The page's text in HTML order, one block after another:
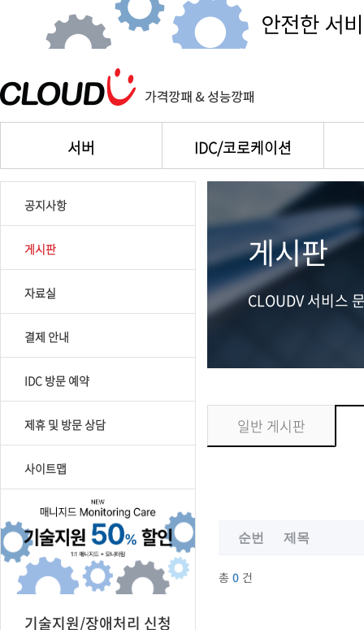
서버 IDC/코로케이션
공지사항
게시판
자료실
결제 안내
IDC 방문 예약
제휴 및 방문 상담
사이트맵
기술지원/장애처리 신청
게시판
CLOUDV 서비스
일반 게시판